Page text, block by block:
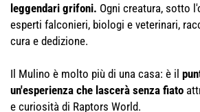
leggendari grifoni. Ogni creatura, sotto
esperti falconieri, biologi e veterinari,
cura e dedizione.
Il Mulino è molto più di una casa: è il
un'esperienza che lascerà senza fiato
e curiosità di Raptors World.